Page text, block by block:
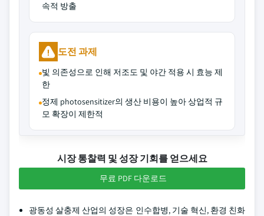
속적 방출
도전 과제
빛 의존성으로 인해 저조도 및 야간 적용 시 효능 제
한
정제 photosensitizer의 생산 비용이 높아 상업적 규
모 확장이 제한적
시장 통찰력 및 성장 기회를 얻으세요
무료 PDF 다운로드
광동성 살충제 산업의 성장은 인수합병, 기술 혁신, 환경 친화